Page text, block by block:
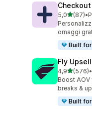
5,0stelle su
(87)
87 •
omaggi
Built
Fly
4,9stelle su
(576)
576 •
Boost AOV
breaks &
Built